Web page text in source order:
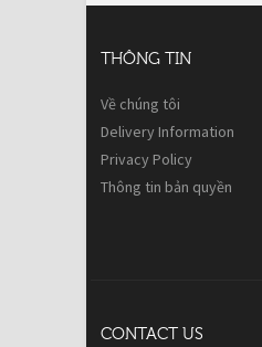
THÔNG TIN
Về chúng tôi
Delivery Information
Privacy Policy
Thông tin bản quyền
CONTACT US